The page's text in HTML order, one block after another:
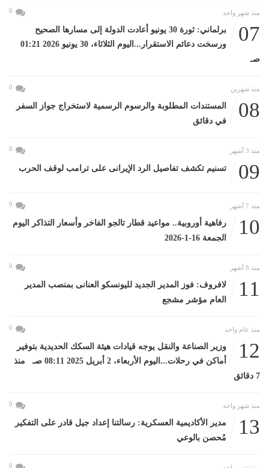
منذ شهر واحد 0
07
برلماني: ثورة 30 يونيو أعادت الدولة إلى مسارها الصحيح
ورسخت دعائم الاستقرار...اليوم الثلاثاء، 30 يونيو 2026 01:21
صـ
منذ شهرين 0
08
المستندات المطلوبة والرسوم الرسمية لاستخراج جواز السفر
في دقائق
منذ 3 أشهر 0
09 تسنيم تكشف تفاصيل الرد الإيرانى على ترامب لوقف الحرب
منذ 7 أشهر 0
10
رفاهية أوروبية.. مواعيد قطار تالجو الفاخر وأسعار التذاكر اليوم
الجمعة 16-1-2026
منذ 8 أشهر 0
11
لافروف: فوز المدير الجديد لليونسكو العنانى بمنصب المدير
العام مؤشر مشجع
منذ عام واحد 0
12
وزير الصناعة والنقل يوجه قيادات هيئة السكك الحديدية بتوفير
أماكن في رحلات...اليوم الأربعاء، 2 أبريل 2025 08:11 صـ منذ
7 دقائق
منذ شهر واحد 0
13
مدير الأكاديمية العسكرية: رسالتنا إعداد جيل قادر على التفكير
مُحصن بالوعي
0